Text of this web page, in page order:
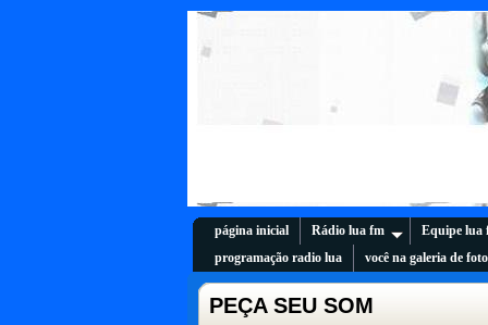
página inicial Rádio lua fm Equipe lua
programação radio lua
você na galeria de
PEÇA SEU SOM